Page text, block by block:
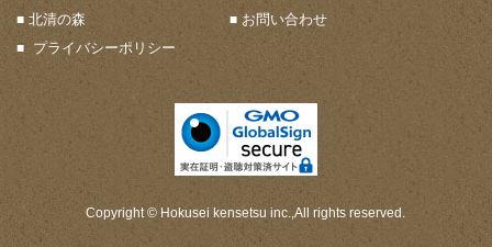
北清の森
お問い合わせ
プライバシーポリシー
Copyright © Hokusei kensetsu inc.,All rights reserved.